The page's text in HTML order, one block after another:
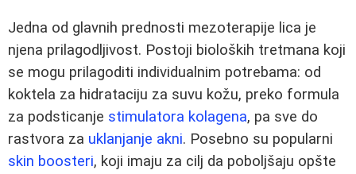
Jedna od glavnih prednosti mezoterapije lica je
njena prilagodljivost. Postoji bioloških tretmana koji
se mogu prilagoditi individualnim potrebama: od
koktela za hidrataciju za suvu kožu, preko formula
za podsticanje stimulatora kolagena, pa sve do
rastvora za uklanjanje akni. Posebno su popularni
skin boosteri, koji imaju za cilj da poboljšaju opšte